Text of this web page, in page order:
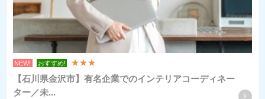
NEW! おすすめ! ★★★
【石川県金沢市】有名企業でのインテリアコーディネー
ター／未...